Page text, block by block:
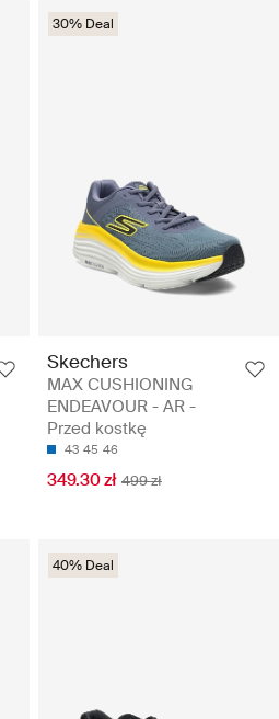
30% Deal
Skechers
MAX CUSHIONING
ENDEAVOUR - AR -
Przed kostkę
43 45 46
349.30 zł 499 zł
40% Deal